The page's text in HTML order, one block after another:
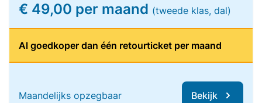
€ 49,00 per maand (tweede klas, dal)
Al goedkoper dan één retourticket per maand
Maandelijks opzegbaar Bekijk